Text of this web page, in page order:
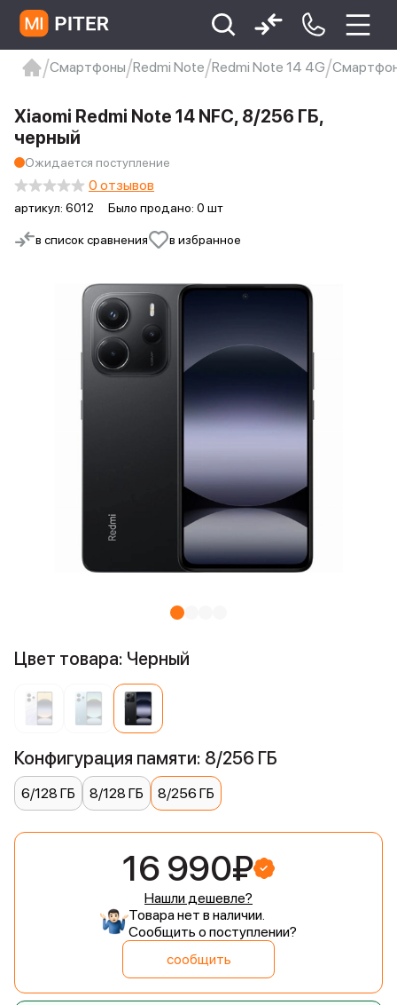
Xiaomi 9 про
xiaomi redmi 12c
Смартфоны Redmi Note Redmi Note 14 4G Смартфон
в список сравнения в избранное
Xiaomi Redmi Note 14 NFC, 8/256 ГБ,
черный
Ожидается поступление
артикул: 6012 Было продано: 0 шт
0 отзывов
Цвет товара: Черный
Конфигурация памяти: 8/256 ГБ
6/128 ГБ 8/128 ГБ 8/256 ГБ
16 990₽
Нашли дешевле?
Товара нет в наличии.
Сообщить о поступлении?
сообщить